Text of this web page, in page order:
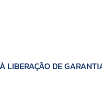
LIBERAÇÃO DE